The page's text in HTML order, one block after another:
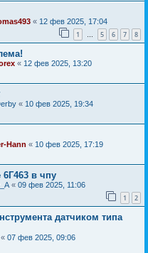
« 12 фев 2025, 17:04
1 … 5 6 7 8
« 12 фев 2025, 13:20
« 10 фев 2025, 19:34
Hann « 10 фев 2025, 17:19
в чпу
« 09 фев 2025, 11:06
1 2
датчиком типа
« 07 фев 2025, 09:06